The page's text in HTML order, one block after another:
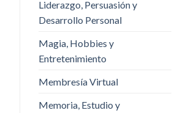
Liderazgo, Persuasión y
Desarrollo Personal
Magia, Hobbies y
Entretenimiento
Membresía Virtual
Memoria, Estudio y